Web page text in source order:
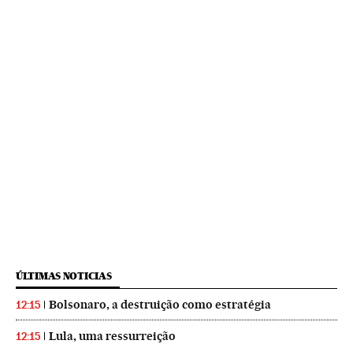
ÚLTIMAS NOTICIAS
12:15 Bolsonaro, a destruição como estratégia
12:15 Lula, uma ressurreição